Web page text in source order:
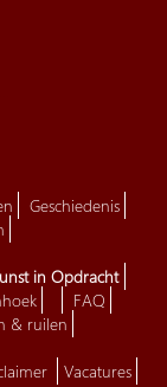
Geschiedenis
in Opdracht
FAQ
& ruilen
Vacatures